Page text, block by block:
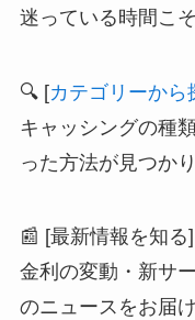
迷っている時間こ
🔍 [カテゴリーから
キャッシングの種
った方法が見つかり
📰 [最新情報を知る]
金利の変動・新サ
のニュースをお届け